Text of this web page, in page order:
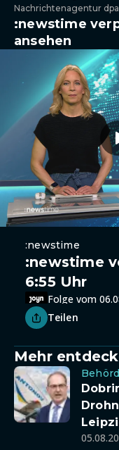
Nachrichtenagentur dpa
:newstime
ansehen
:newstime
:newstime
6:55 Uhr
Folge vom
Teilen
Mehr